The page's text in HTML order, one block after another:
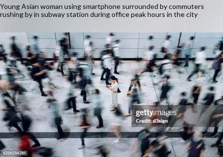
Young Asian woman using smartphone surrounded by commuters
rushing by in subway station during office peak hours in the city